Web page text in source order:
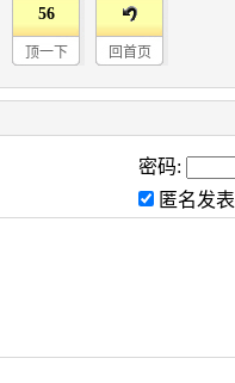
56
顶一下 回首页
密码:
匿名发表